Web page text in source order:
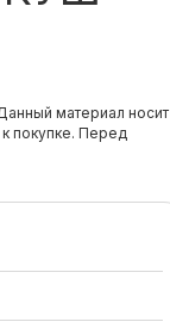
материал носит
покупке. Перед